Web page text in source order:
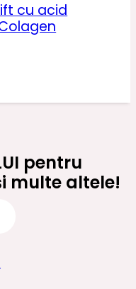
cu acid
pentru
multe altele!